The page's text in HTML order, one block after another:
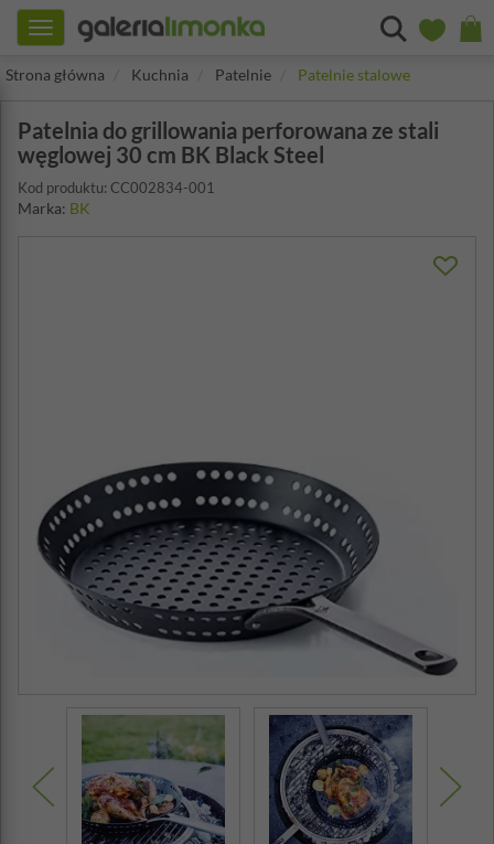
Toggle
navigation
Strona główna
Kuchnia Patelnie Patelnie stalowe
Patelnia do grillowania perforowana ze stali
węglowej 30 cm BK Black Steel
Kod produktu: CC002834-001
Marka: BK